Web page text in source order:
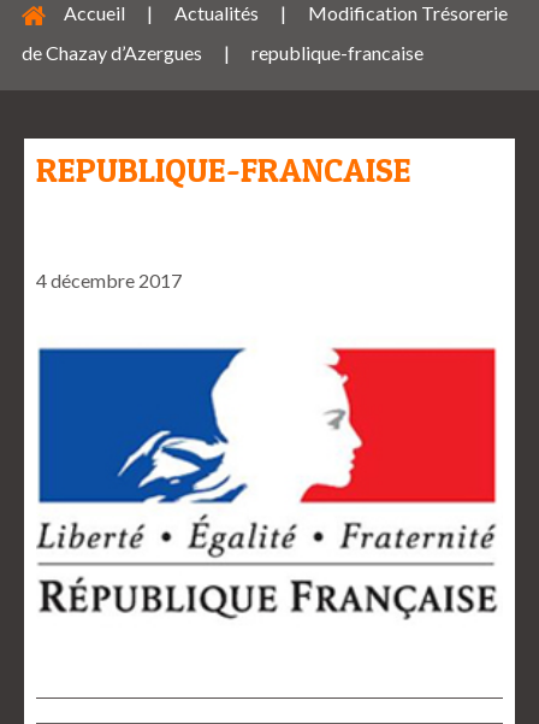
Accueil | Actualités |
Modification Trésorerie
de Chazay d’Azergues
| republique-francaise
REPUBLIQUE-FRANCAISE
4 décembre 2017